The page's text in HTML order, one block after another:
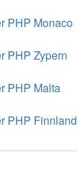
PHP Monaco
PHP Zypern
PHP Malta
PHP Finnland